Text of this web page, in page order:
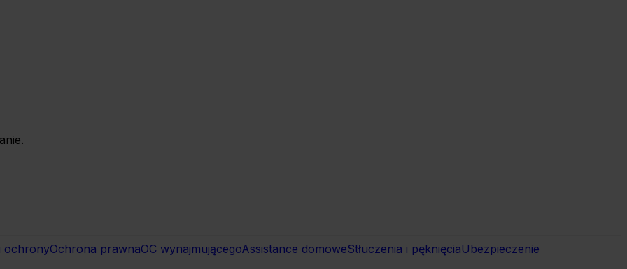
ochronyOchrona prawnaOC wynajmującegoAssistance domoweStłuczenia i pęknięciaUbezpieczenie